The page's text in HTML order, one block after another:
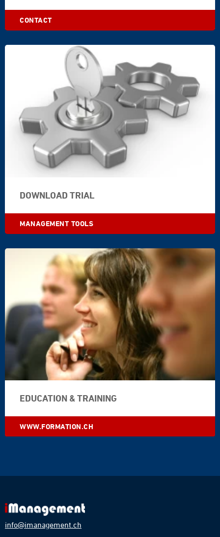
CONTACT
DOWNLOAD TRIAL
MANAGEMENT TOOLS
EDUCATION & TRAINING
WWW.FORMATION.CH
info@imanagement.ch